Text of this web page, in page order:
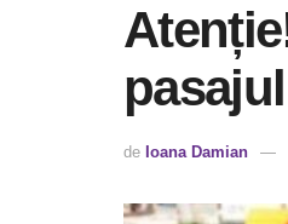
de Ioana Damian